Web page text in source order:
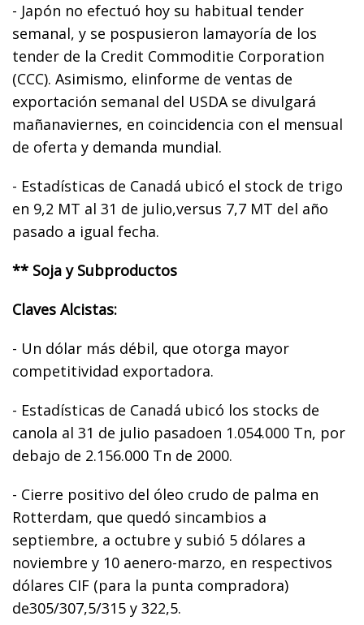
- Japón no efectuó hoy su habitual tender
semanal, y se pospusieron lamayoría de los
tender de la Credit Commoditie Corporation
(CCC). Asimismo, elinforme de ventas de
exportación semanal del USDA se divulgará
mañanaviernes, en coincidencia con el mensual
de oferta y demanda mundial.
- Estadísticas de Canadá ubicó el stock de trigo
en 9,2 MT al 31 de julio,versus 7,7 MT del año
pasado a igual fecha.
** Soja y Subproductos
Claves Alcistas:
- Un dólar más débil, que otorga mayor
competitividad exportadora.
- Estadísticas de Canadá ubicó los stocks de
canola al 31 de julio pasadoen 1.054.000 Tn, por
debajo de 2.156.000 Tn de 2000.
- Cierre positivo del óleo crudo de palma en
Rotterdam, que quedó sincambios a
septiembre, a octubre y subió 5 dólares a
noviembre y 10 aenero-marzo, en respectivos
dólares CIF (para la punta compradora)
de305/307,5/315 y 322,5.